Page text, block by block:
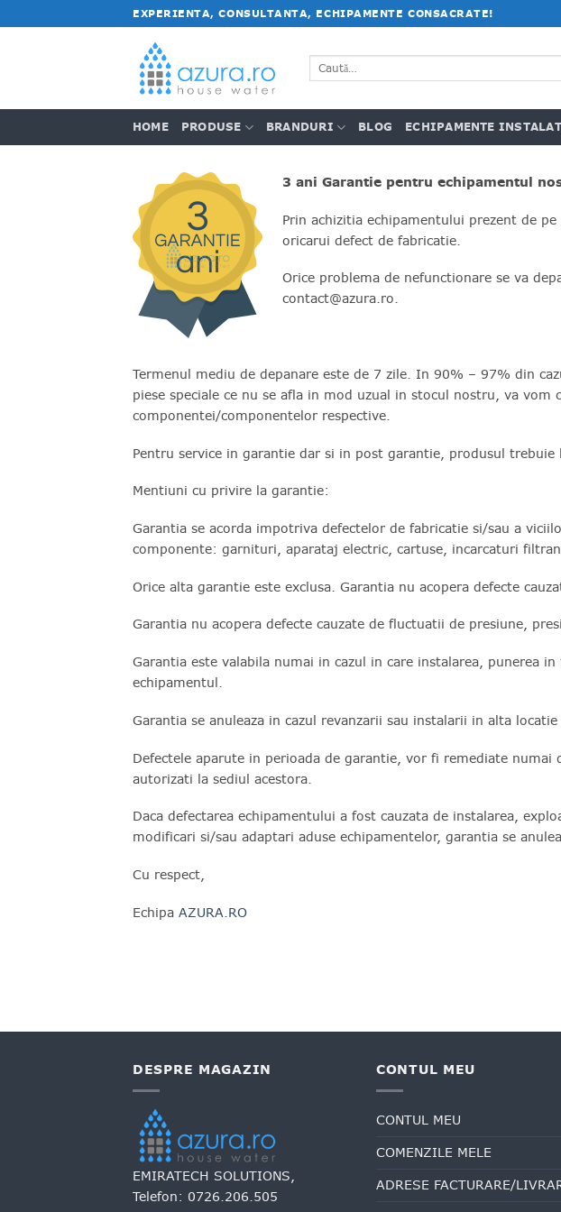
la
EXPERIENTA, CONSULTANTA, ECHIPAMENTE CONSACRATE!
Caută
după:
HOME PRODUSE BRANDURI BLOG ECHIPAMENTE
3 ani Garantie pentru echipamentul
Prin achizitia echipamentului prezent de
oricarui defect de fabricatie.
Orice problema de nefunctionare se va
contact@azura.ro.
Termenul mediu de depanare este de 7 zile. In 90% – 97% din
piese speciale ce nu se afla in mod uzual in stocul nostru, va
componentei/componentelor respective.
Pentru service in garantie dar si in post garantie, produsul
Mentiuni cu privire la garantie:
Garantia se acorda impotriva defectelor de fabricatie si/sau a
componente: garnituri, aparataj electric, cartuse, incarcaturi
Orice alta garantie este exclusa. Garantia nu acopera defecte
Garantia nu acopera defecte cauzate de fluctuatii de presiune,
Garantia este valabila numai in cazul in care instalarea, punerea
echipamentul.
Garantia se anuleaza in cazul revanzarii sau instalarii in alta
Defectele aparute in perioada de garantie, vor fi remediate
autorizati la sediul acestora.
Daca defectarea echipamentului a fost cauzata de instalarea,
modificari si/sau adaptari aduse echipamentelor, garantia se
Cu respect,
Echipa AZURA.RO
DESPRE MAGAZIN
EMIRATECH SOLUTIONS,
Telefon: 0726.206.505
CONTUL MEU
CONTUL MEU
COMENZILE MELE
ADRESE FACTURARE/